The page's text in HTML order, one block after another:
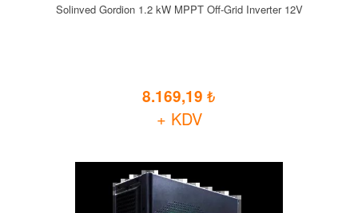
Solinved Gordion 1.2 kW MPPT Off-Grid Inverter 12V
8.169,19
+ KDV